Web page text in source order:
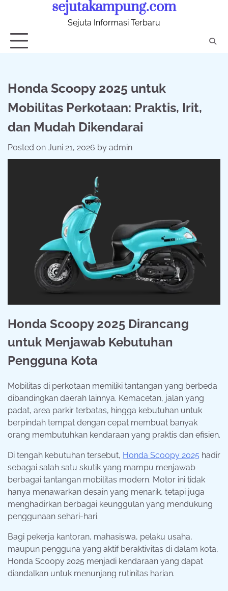
sejutakampung.com
Sejuta Informasi Terbaru
Honda Scoopy 2025 untuk
Mobilitas Perkotaan: Praktis, Irit,
dan Mudah Dikendarai
Posted on Juni 21, 2026 by admin
Honda Scoopy 2025 Dirancang
untuk Menjawab Kebutuhan
Pengguna Kota
Mobilitas di perkotaan memiliki tantangan yang berbeda
dibandingkan daerah lainnya. Kemacetan, jalan yang
padat, area parkir terbatas, hingga kebutuhan untuk
berpindah tempat dengan cepat membuat banyak
orang membutuhkan kendaraan yang praktis dan efisien.
Di tengah kebutuhan tersebut, Honda Scoopy 2025 hadir
sebagai salah satu skutik yang mampu menjawab
berbagai tantangan mobilitas modern. Motor ini tidak
hanya menawarkan desain yang menarik, tetapi juga
menghadirkan berbagai keunggulan yang mendukung
penggunaan sehari-hari.
Bagi pekerja kantoran, mahasiswa, pelaku usaha,
maupun pengguna yang aktif beraktivitas di dalam kota,
Honda Scoopy 2025 menjadi kendaraan yang dapat
diandalkan untuk menunjang rutinitas harian.